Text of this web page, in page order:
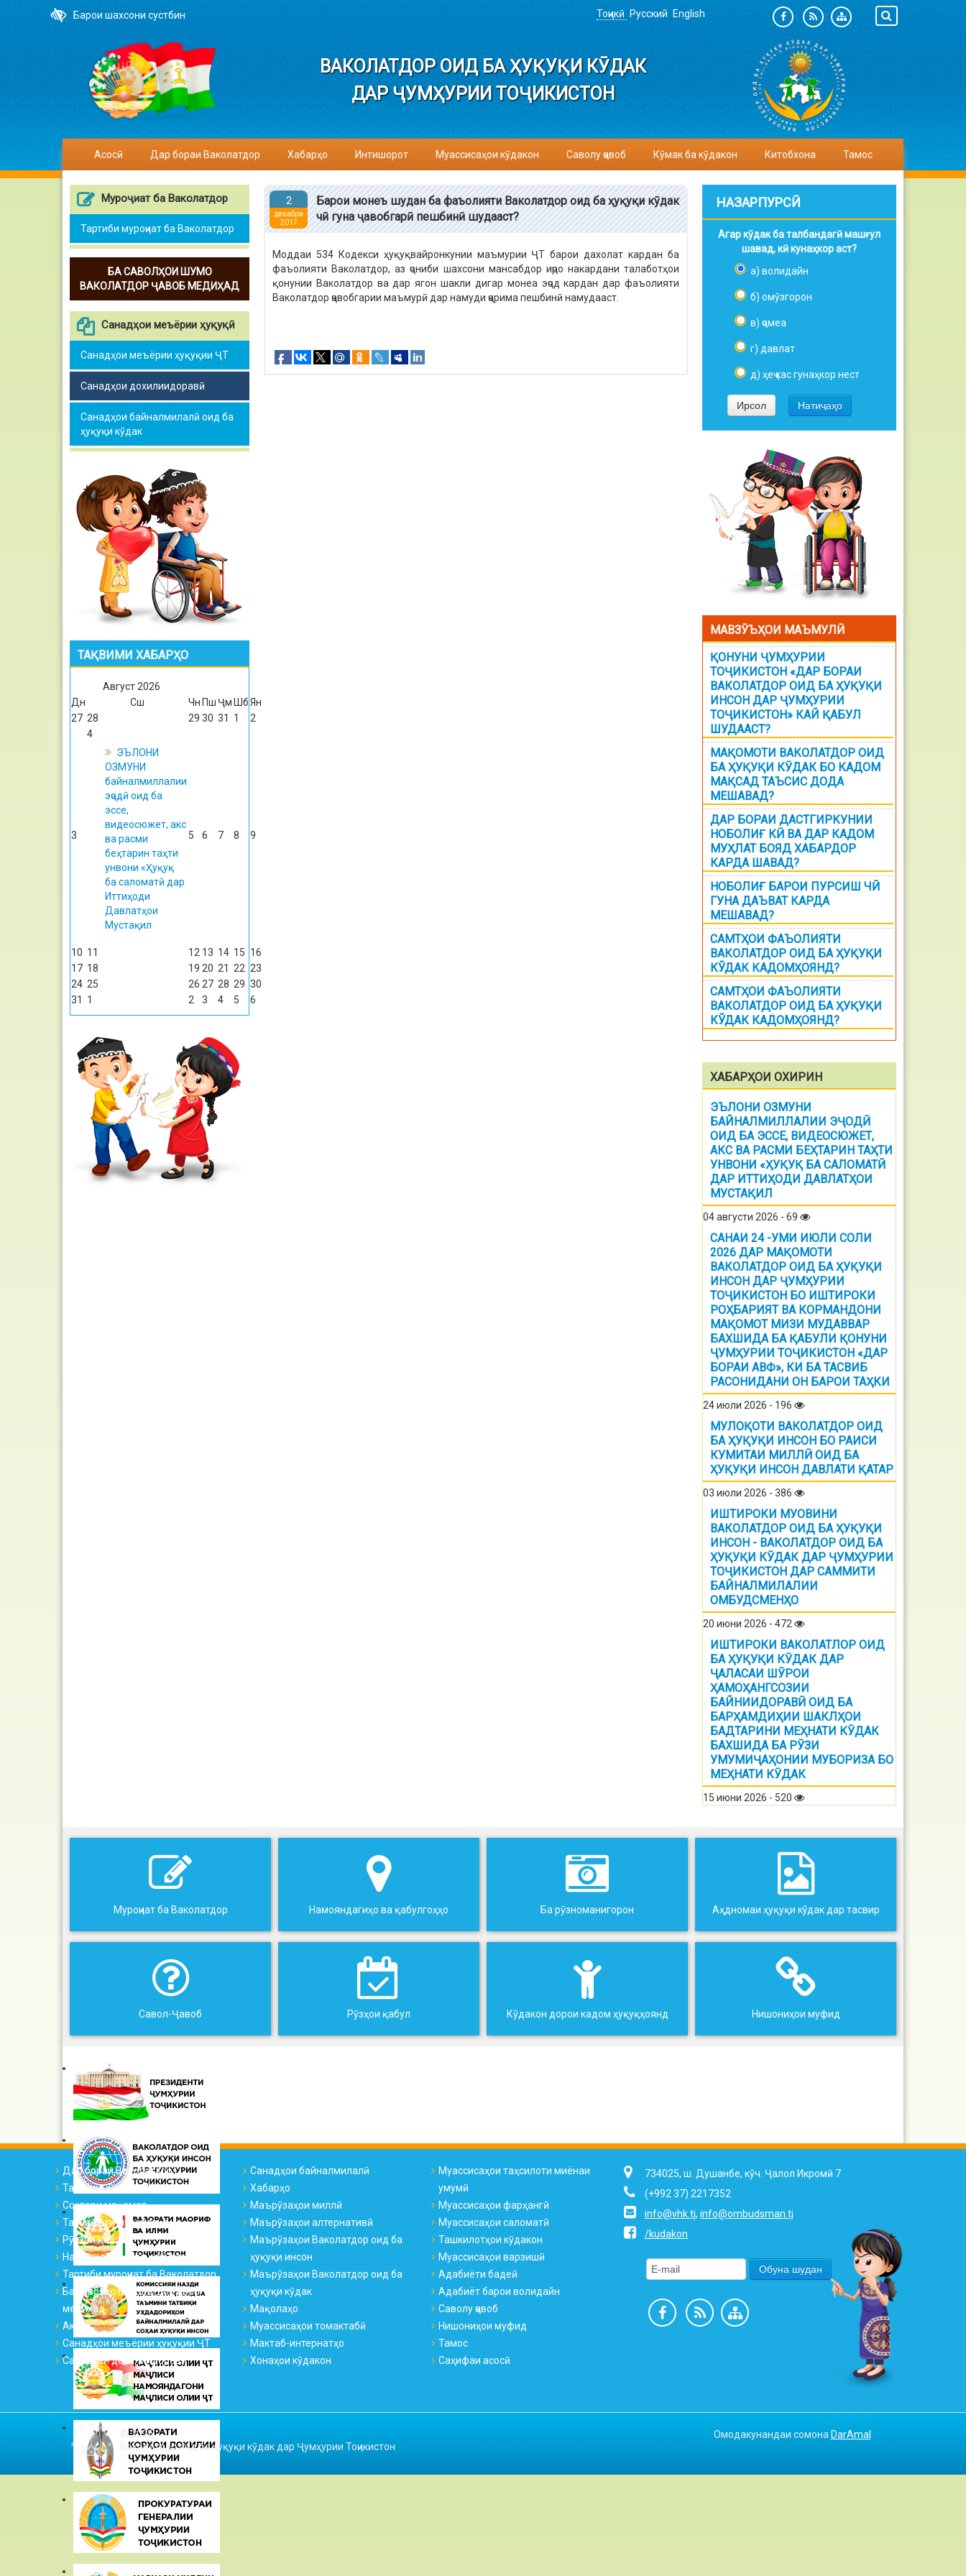
Барои шахсони сустбин Тоҷикӣ Русский English
ВАКОЛАТДОР ОИД БА ҲУҚУҚИ КӮДАК
ДАР ҶУМҲУРИИ ТОҶИКИСТОН
Асосӣ Дар бораи Ваколатдор Хабарҳо Интишорот Муассисаҳои кӯдакон Саволу ҷавоб Кӯмак ба кӯдакон Китобхона Тамос
Муроҷиат ба Ваколатдор
Тартиби муроҷиат ба Ваколатдор
БА САВОЛҲОИ ШУМО
ВАКОЛАТДОР ҶАВОБ МЕДИҲАД
Санадҳои меъёрии ҳуқуқӣ
Санадҳои меъёрии ҳуқуқии ҶТ
Санадҳои дохилиидоравӣ
Санадҳои байналмилалӣ оид ба
ҳуқуқи кӯдак
ТАҚВИМИ ХАБАРҲО
Август 2026
Дн
Сш Чн Пш Ҷм ШбЯн
27 28 29 30 31 1 2
3
4
ЭЪЛОНИ
ОЗМУНИ
байналмиллалии
эҷодӣ оид ба
эссе,
видеосюжет, акс
ва расми
беҳтарин таҳти
унвони «Ҳуқуқ
ба саломатӣ дар
Иттиҳоди
Давлатҳои
Мустақил
5 6 7 8 9
10 11 12 13 14 15 16
17 18 19 20 21 22 23
24 25 26 27 28 29 30
31
1 2 3 4 5 6
2
декабри
2017
Барои монеъ шудан ба фаъолияти Ваколатдор оид ба ҳуқуқи кӯдак
чӣ гуна ҷавобгарӣ пешбинӣ шудааст?
Моддаи 534 Кодекси ҳуқуқвайронкунии маъмурии ҶТ барои дахолат кардан ба
фаъолияти Ваколатдор, аз ҷониби шахсони мансабдор иҷро накардани талаботҳои
қонунии Ваколатдор ва дар ягон шакли дигар монеа эҷод кардан дар фаъолияти
Ваколатдор ҷавобгарии маъмурӣ дар намуди ҷарима пешбинӣ намудааст.
НАЗАРПУРСӢ
Агар кӯдак ба талбандагӣ машғул
шавад, кӣ кунаҳкор аст?
а) волидайн
б) омӯзгорон
в) ҷомеа
г) давлат
д) ҳеҷ кас гунаҳкор нест
МАВЗӮЪҲОИ МАЪМУЛӢ
ҚОНУНИ ҶУМҲУРИИ
ТОҶИКИСТОН «ДАР БОРАИ
ВАКОЛАТДОР ОИД БА ҲУҚУҚИ
ИНСОН ДАР ҶУМҲУРИИ
ТОҶИКИСТОН» КАЙ ҚАБУЛ
ШУДААСТ?
МАҚОМОТИ ВАКОЛАТДОР ОИД
БА ҲУҚУҚИ КӮДАК БО КАДОМ
МАҚСАД ТАЪСИС ДОДА
МЕШАВАД?
ДАР БОРАИ ДАСТГИРКУНИИ
НОБОЛИҒ КӢ ВА ДАР КАДОМ
МУҲЛАТ БОЯД ХАБАРДОР
КАРДА ШАВАД?
НОБОЛИҒ БАРОИ ПУРСИШ ЧӢ
ГУНА ДАЪВАТ КАРДА
МЕШАВАД?
САМТҲОИ ФАЪОЛИЯТИ
ВАКОЛАТДОР ОИД БА ҲУҚУҚИ
КЎДАК КАДОМҲОЯНД?
САМТҲОИ ФАЪОЛИЯТИ
ВАКОЛАТДОР ОИД БА ҲУҚУҚИ
КЎДАК КАДОМҲОЯНД?
ХАБАРҲОИ ОХИРИН
ЭЪЛОНИ ОЗМУНИ
БАЙНАЛМИЛЛАЛИИ ЭҶОДӢ
ОИД БА ЭССЕ, ВИДЕОСЮЖЕТ,
АКС ВА РАСМИ БЕҲТАРИН ТАҲТИ
УНВОНИ «ҲУҚУҚ БА САЛОМАТӢ
ДАР ИТТИҲОДИ ДАВЛАТҲОИ
МУСТАҚИЛ
04 августи 2026 - 69
САНАИ 24 -УМИ ИЮЛИ СОЛИ
2026 ДАР МАҚОМОТИ
ВАКОЛАТДОР ОИД БА ҲУҚУҚИ
ИНСОН ДАР ҶУМҲУРИИ
ТОҶИКИСТОН БО ИШТИРОКИ
РОҲБАРИЯТ ВА КОРМАНДОНИ
МАҚОМОТ МИЗИ МУДАВВАР
БАХШИДА БА ҚАБУЛИ ҚОНУНИ
ҶУМҲУРИИ ТОҶИКИСТОН «ДАР
БОРАИ АВФ», КИ БА ТАСВИБ
РАСОНИДАНИ ОН БАРОИ ТАҲКИ
24 июли 2026 - 196
МУЛОҚОТИ ВАКОЛАТДОР ОИД
БА ҲУҚУҚИ ИНСОН БО РАИСИ
КУМИТАИ МИЛЛӢ ОИД БА
ҲУҚУҚИ ИНСОН ДАВЛАТИ ҚАТАР
03 июли 2026 - 386
ИШТИРОКИ МУОВИНИ
ВАКОЛАТДОР ОИД БА ҲУҚУҚИ
ИНСОН - ВАКОЛАТДОР ОИД БА
ҲУҚУҚИ КӮДАК ДАР ҶУМҲУРИИ
ТОҶИКИСТОН ДАР САММИТИ
БАЙНАЛМИЛАЛИИ
ОМБУДСМЕНҲО
20 июни 2026 - 472
ИШТИРОКИ ВАКОЛАТЛОР ОИД
БА ҲУҚУҚИ КӮДАК ДАР
ҶАЛАСАИ ШӮРОИ
ҲАМОҲАНГСОЗИИ
БАЙНИИДОРАВӢ ОИД БА
БАРҲАМДИҲИИ ШАКЛҲОИ
БАДТАРИНИ МЕҲНАТИ КӮДАК
БАХШИДА БА РӮЗИ
УМУМИҶАҲОНИИ МУБОРИЗА БО
МЕҲНАТИ КӮДАК
15 июни 2026 - 520
Муроҷиат ба Ваколатдор
Савол-Ҷавоб
Намояндагиҳо ва қабулгоҳҳо
Рӯзҳои қабул
Ба рӯзноманигорон
Кӯдакон дорои кадом ҳуқуқҳоянд
Аҳдномаи ҳуқуқи кўдак дар тасвир
Нишониҳои муфид
Дар бораи Ваколатдор
Тарҷумаи ҳоли ВҲК
Сохтори мақомот
Таснифоти муроҷиатҳо
Рӯзҳои қабул
Намояндагиҳо ва қабулгоҳҳо
Тартиби муроҷиат ба Ваколатдор
Ба саволҳо Ваколатдор ҷавоб
медиҳад
Аксҳо
Санадҳои меъёрии ҳуқуқии ҶТ
Санадҳои дохилиидоравӣ
Санадҳои байналмилалӣ
Хабарҳо
Маърӯзаҳои миллӣ
Маърӯзаҳои алтернативӣ
Маърӯзаҳои Ваколатдор оид ба
ҳуқуқи инсон
Маърӯзаҳои Ваколатдор оид ба
ҳуқуқи кӯдак
Мақолаҳо
Муассисаҳои томактабӣ
Мактаб-интернатҳо
Хонаҳои кӯдакон
Муассисаҳои таҳсилоти миёнаи
умумӣ
Муассисаҳои фарҳангӣ
Муассисаҳои саломатӣ
Ташкилотҳои кӯдакон
Муассисаҳои варзишӣ
Адабиёти бадеӣ
Адабиёт барои волидайн
Саволу ҷавоб
Нишониҳои муфид
Тамос
Саҳифаи асосӣ
734025, ш. Душанбе, кӯч. Ҷалол Икромӣ 7
(+992 37) 2217352
info@vhk.tj, info@ombudsman.tj
/kudakon
© 2026
Ваколатдор оид ба ҳуқуқи кӯдак дар Ҷумҳурии Тоҷикистон
Омодакунандаи сомона DarAmal